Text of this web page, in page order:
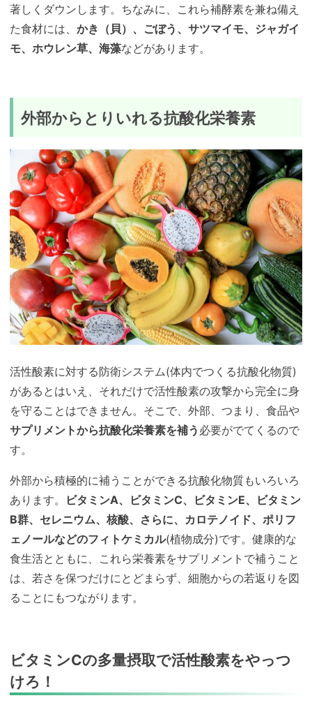
著しくダウンします。ちなみに、これら補酵素を兼ね備え
た食材には、 かき（貝）、ごぼう、サツマイモ、ジャガイ
モ、ホウレン草、海藻などがあります。
外部からとりいれる抗酸化栄養素
活性酸素に対する防衛システム(体内でつくる抗酸化物質)
があるとはいえ、それだけで活性酸素の攻撃から完全に身
を守ることはできません。そこで、外部、つまり、食品や
サプリメントから抗酸化栄養素を補う 必要がでてくるので
す。
外部から積極的に補うことができる抗酸化物質もいろいろ
あります。
ビタミンA、ビタミンC、ビタミンE、ビタミン
B群、セレニウム、核酸、さらに、カロテノイド、ポリフ
ェノールなどのフィトケミカル(植物成分)です。健康的な
食生活とともに、これら栄養素をサプリメントで補うこと
は、若さを保つだけにとどまらず、細胞からの若返りを図
ることにもつながります。
ビタミンCの多量摂取で活性酸素をやっつ
けろ！